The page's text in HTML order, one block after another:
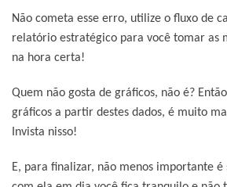
Não cometa esse erro, utilize o fluxo de
relatório estratégico para você tomar as
na hora certa!
Quem não gosta de gráficos, não é?
gráficos a partir destes dados, é muito
Invista nisso!
E, para finalizar, não menos importante é